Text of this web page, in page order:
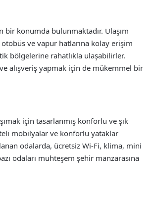
bir konumda bulunmaktadır. Ulaşım
ve vapur hatlarına kolay erişim
bölgelerine rahatlıkla ulaşabilirler.
alışveriş yapmak için de mükemmel bir
için tasarlanmış konforlu ve şık
mobilyalar ve konforlu yataklar
odalarda, ücretsiz Wi-Fi, klima, mini
odaları muhteşem şehir manzarasına